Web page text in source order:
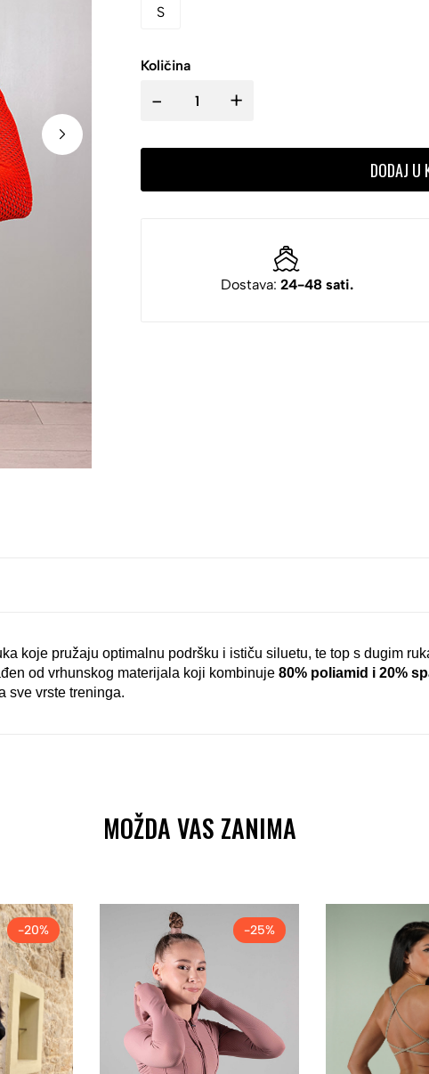
S
Količina
- +
DODAJ U
Dostava: 24-48 sati.
koje pružaju optimalnu podršku i ističu siluetu, te top s dugim
od vrhunskog materijala koji kombinuje 80% poliamid i 20%
sve vrste treninga.
MOŽDA VAS ZANIMA
-20% -25%